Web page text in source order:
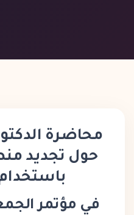
محاضرة
حول تجديد
في مؤتمر